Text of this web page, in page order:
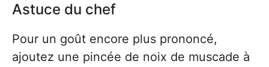
Astuce du chef
Pour un goût encore plus prononcé,
ajoutez une pincée de noix de muscade à